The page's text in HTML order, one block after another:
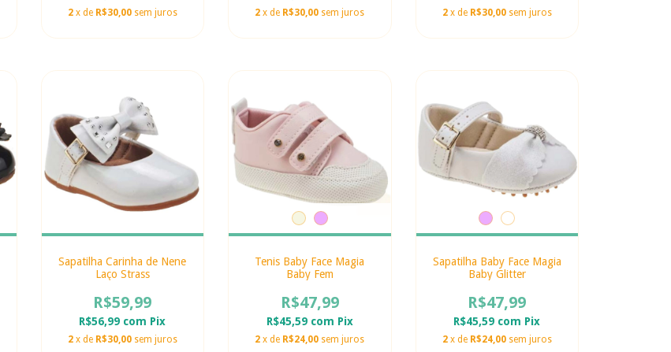
2 x de R$30,00 sem juros 2 x de R$30,00 sem juros 2 x de R$30,00 sem juros
Sapatilha Carinha de Nene
Laço Strass
R$59,99
R$56,99 com Pix
2 x de R$30,00 sem juros
Tenis Baby Face Magia
Baby Fem
R$47,99
R$45,59 com Pix
2 x de R$24,00 sem juros
Sapatilha Baby Face Magia
Baby Glitter
R$47,99
R$45,59 com Pix
2 x de R$24,00 sem juros